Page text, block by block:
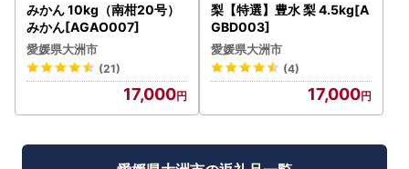
みかん 10kg（南柑20号）
みかん[AGAO007]
愛媛県大洲市
(21)
17,000
梨【特選】豊水 梨 4.5kg[A
GBD003]
愛媛県大洲市
(4)
17,000